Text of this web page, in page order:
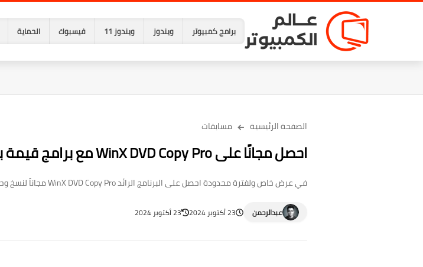
برامج كمبيوتر ويندوز ويندوز 11 فيسبوك الحماية
الصفحة الرئيسية مسابقات
احصل مجانًا على WinX DVD Copy Pro مع برامج قيمة بأسعار مميزة
في عرض خاص ولفترة محدودة احصل على البرنامج الرائد WinX DVD Copy Pro مجاناً لنسخ وحرق أقراص DVD، مع مجموعة برامج احترافية احتفالاً بموسم الهالوين!
عبدالرحمن 23 أكتوبر 2024 23 أكتوبر 2024